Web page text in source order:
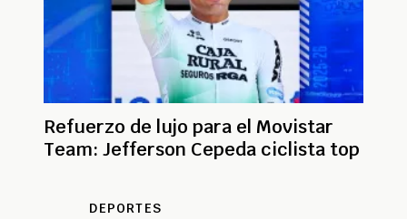
Refuerzo de lujo para el Movistar
Team: Jefferson Cepeda ciclista top
DEPORTES